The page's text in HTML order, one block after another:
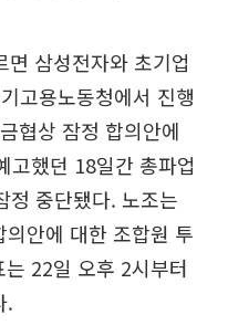
삼성전자와 초기업
고용노동청에서 진행
협상 잠정 합의안에
고했던 18일간 총파업
정 중단됐다. 노조는
안에 대한 조합원 투
22일 오후 2시부터
.